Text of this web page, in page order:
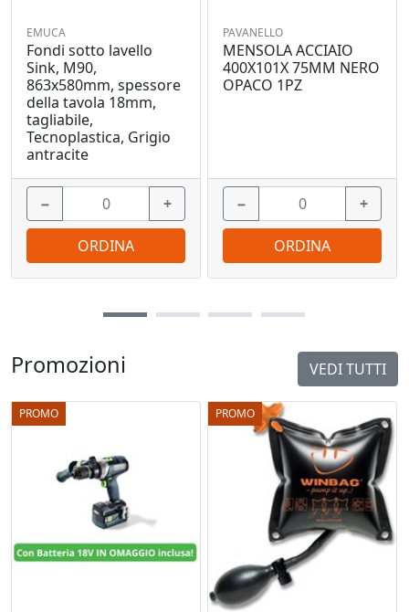
Promozioni VEDI TUTTI
PROMO PROMO
EMUCA
Fondi sotto lavello
Sink, M90,
863x580mm, spessore
della tavola 18mm,
tagliabile,
Tecnoplastica, Grigio
antracite
− +
ORDINA
PAVANELLO
MENSOLA ACCIAIO
400X101X 75MM NERO
OPACO 1PZ
− +
ORDINA